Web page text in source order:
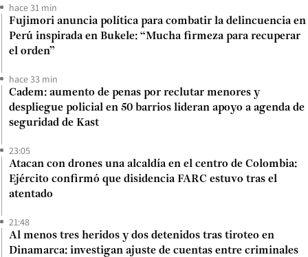
hace 31 min
Fujimori anuncia política para combatir la delincuencia en
Perú inspirada en Bukele: “Mucha firmeza para recuperar
el orden”
hace 33 min
Cadem: aumento de penas por reclutar menores y
despliegue policial en 50 barrios lideran apoyo a agenda de
seguridad de Kast
23:05
Atacan con drones una alcaldía en el centro de Colombia:
Ejército confirmó que disidencia FARC estuvo tras el
atentado
21:48
Al menos tres heridos y dos detenidos tras tiroteo en
Dinamarca: investigan ajuste de cuentas entre criminales